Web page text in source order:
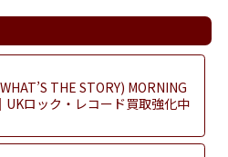
THE STORY) MORNING
UKロック・レコード買取強化中